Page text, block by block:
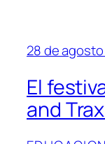
28 de
El
and